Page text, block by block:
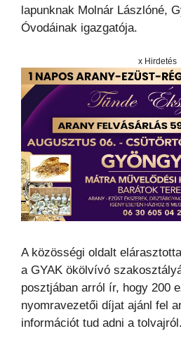
lapunknak Molnár Lászlóné,
Óvodáinak igazgatója.
x Hirdetés
A közösségi oldalt
a GYAK ökölvívó
posztjában arról ír, hogy 200
nyomravezetői díjat ajánl fel
információt tud adni a tolvajról.